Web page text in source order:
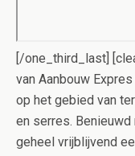
[/one_third_last]
van Aanbouw
op het gebied van
en serres. Benieuwd
geheel vrijblijvend